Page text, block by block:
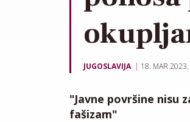
JUGOSLAVIJA 18. MAR 2023.
"Javne površine nisu
fašizam"